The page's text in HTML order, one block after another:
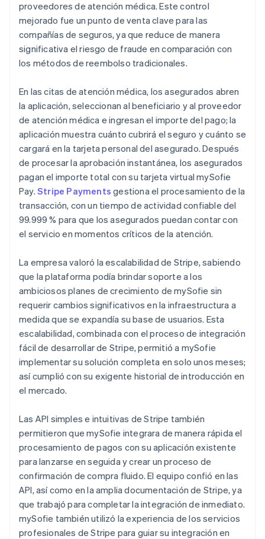
proveedores de atención médica. Este control
mejorado fue un punto de venta clave para las
compañías de seguros, ya que reduce de manera
significativa el riesgo de fraude en comparación con
los métodos de reembolso tradicionales.
En las citas de atención médica, los asegurados abren
la aplicación, seleccionan al beneficiario y al proveedor
de atención médica e ingresan el importe del pago; la
aplicación muestra cuánto cubrirá el seguro y cuánto se
cargará en la tarjeta personal del asegurado. Después
de procesar la aprobación instantánea, los asegurados
pagan el importe total con su tarjeta virtual mySofie
Pay. Stripe Payments gestiona el procesamiento de la
transacción, con un tiempo de actividad confiable del
99.999 % para que los asegurados puedan contar con
el servicio en momentos críticos de la atención.
La empresa valoró la escalabilidad de Stripe, sabiendo
que la plataforma podía brindar soporte a los
ambiciosos planes de crecimiento de mySofie sin
requerir cambios significativos en la infraestructura a
medida que se expandía su base de usuarios. Esta
escalabilidad, combinada con el proceso de integración
fácil de desarrollar de Stripe, permitió a mySofie
implementar su solución completa en solo unos meses;
así cumplió con su exigente historial de introducción en
el mercado.
Las API simples e intuitivas de Stripe también
permitieron que mySofie integrara de manera rápida el
procesamiento de pagos con su aplicación existente
para lanzarse en seguida y crear un proceso de
confirmación de compra fluido. El equipo confió en las
API, así como en la amplia documentación de Stripe, ya
que trabajó para completar la integración de inmediato.
mySofie también utilizó la experiencia de los servicios
profesionales de Stripe para guiar su integración en